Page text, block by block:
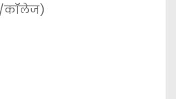
कॉलेज)